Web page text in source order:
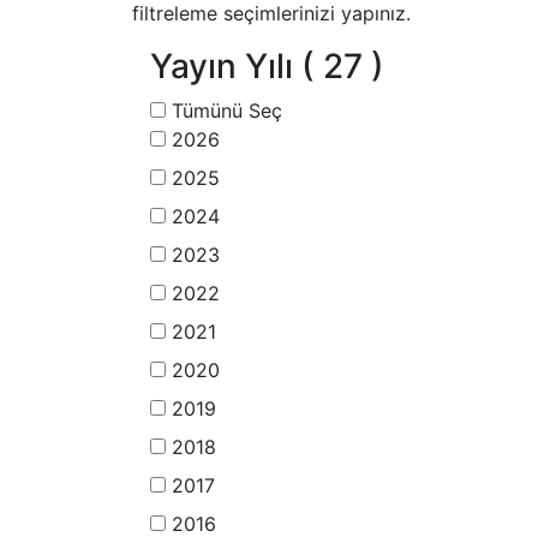
filtreleme seçimlerinizi yapınız.
Yayın Yılı ( 27 )
Tümünü Seç
2026
2025
2024
2023
2022
2021
2020
2019
2018
2017
2016